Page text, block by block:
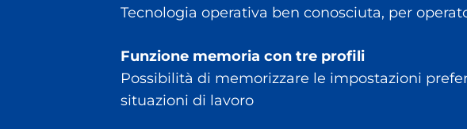
Tecnologia operativa ben conosciuta, per
Funzione memoria con tre profili
Possibilità di memorizzare le impostazioni
situazioni di lavoro